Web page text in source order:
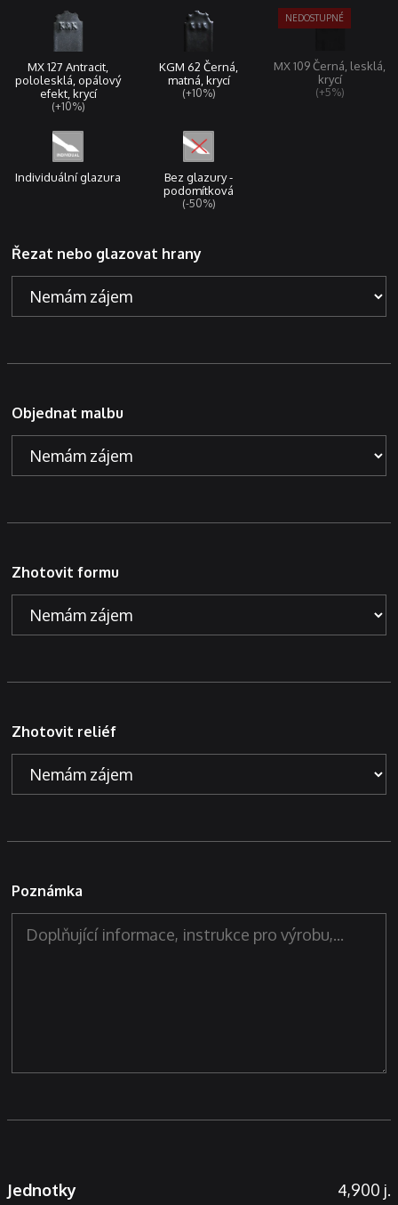
MX 127 Antracit,
pololesklá, opálový
efekt, krycí
(+10%)
KGM 62 Černá,
matná, krycí
(+10%)
MX 109 Černá, lesklá,
krycí
(+5%)
Individuální glazura
Bez glazury -
podomítková
(-50%)
Řezat nebo glazovat hrany
Objednat malbu
Zhotovit formu
Zhotovit reliéf
Poznámka
Jednotky 4,900 j.